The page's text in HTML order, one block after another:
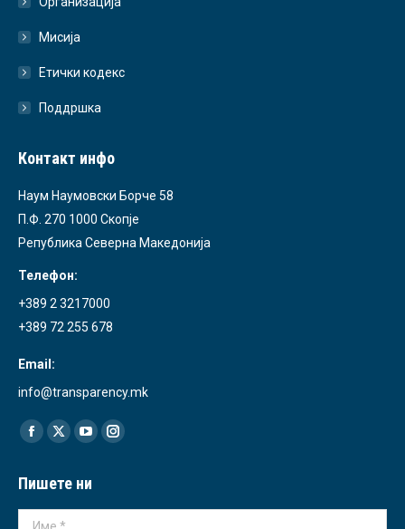
Мисија
Етички кодекс
Поддршка
Контакт инфо
Наум Наумовски Борче 58
П.Ф. 270 1000 Скопје
Република Северна Македонија
Телефон:
+389 2 3217000
+389 72 255 678
Email:
info@transparency.mk
Find us on:
Facebook
opens
in
X
opens
in
YouTube
opens
in
Instagram
in
Пишете ни
Име *